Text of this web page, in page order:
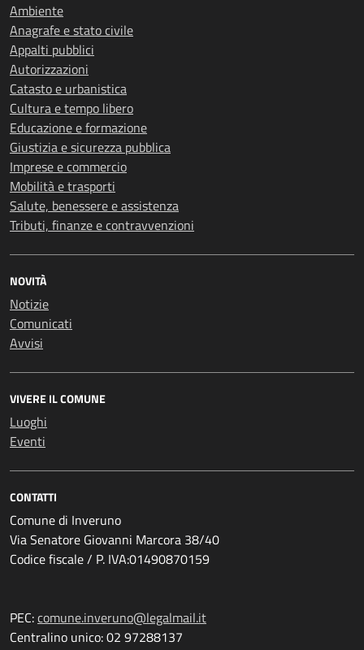
Ambiente
Anagrafe e stato civile
Appalti pubblici
Autorizzazioni
Catasto e urbanistica
Cultura e tempo libero
Educazione e formazione
Giustizia e sicurezza pubblica
Imprese e commercio
Mobilità e trasporti
Salute, benessere e assistenza
Tributi, finanze e contravvenzioni
NOVITÀ
Notizie
Comunicati
Avvisi
VIVERE IL COMUNE
Luoghi
Eventi
CONTATTI
Comune di Inveruno
Via Senatore Giovanni Marcora 38/40
Codice fiscale / P. IVA:01490870159
PEC:comune.inveruno@legalmail.it
Centralino unico: 02 97288137